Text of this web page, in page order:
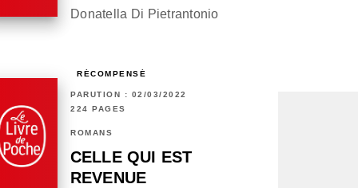
Donatella Di Pietrantonio
RÉCOMPENSÉ
PARUTION : 02/03/2022
224 PAGES
ROMANS
CELLE QUI EST
REVENUE